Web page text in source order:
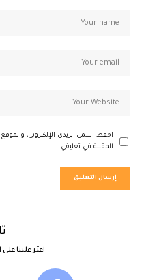
احفظ اسمي، بريدي الإلكتروني،
المقبلة في تعليقي.
اعثر علينا